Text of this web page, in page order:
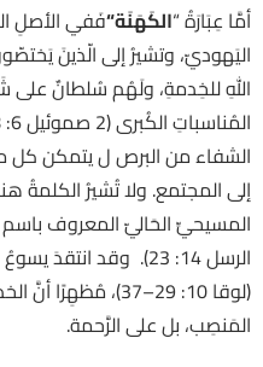
أمَّا عِبَارَةُ “الكَهَنَة“
اليَهوديّ، وتشيرُ إلى الّذينَ
اللهِ للخِدمةِ، ولَهُم سُلطانٌ على
الشفاء من البرص ل يتمكن
إلى المجتمع. ولا تُشيرُ الكلمةُ
الرسل 14: 23). وقد
(لوقا 10: 29–37)،
المَنصِب، بل على الرَّحمة.